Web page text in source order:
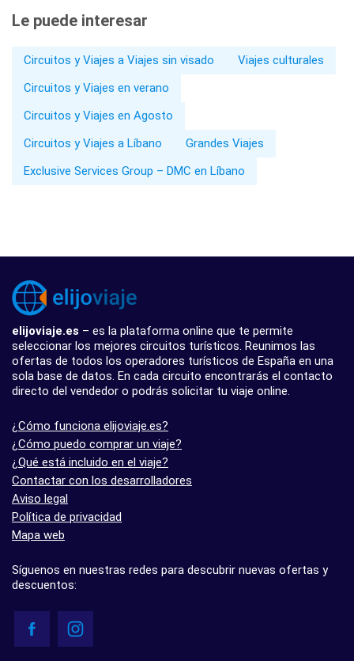
Le puede interesar
Circuitos y Viajes a Viajes sin visado
Viajes culturales
Circuitos y Viajes en verano
Circuitos y Viajes en Agosto
Circuitos y Viajes a Líbano
Grandes Viajes
Exclusive Services Group – DMC en Líbano
elijoviaje.es – es la plataforma online que te permite
seleccionar los mejores circuitos turísticos. Reunimos las
ofertas de todos los operadores turísticos de España en una
sola base de datos. En cada circuito encontrarás el contacto
directo del vendedor o podrás solicitar tu viaje online.
¿Cómo funciona elijoviaje.es?
¿Cómo puedo comprar un viaje?
¿Qué está incluido en el viaje?
Contactar con los desarrolladores
Aviso legal
Política de privacidad
Mapa web
Síguenos en nuestras redes para descubrir nuevas ofertas y
descuentos: